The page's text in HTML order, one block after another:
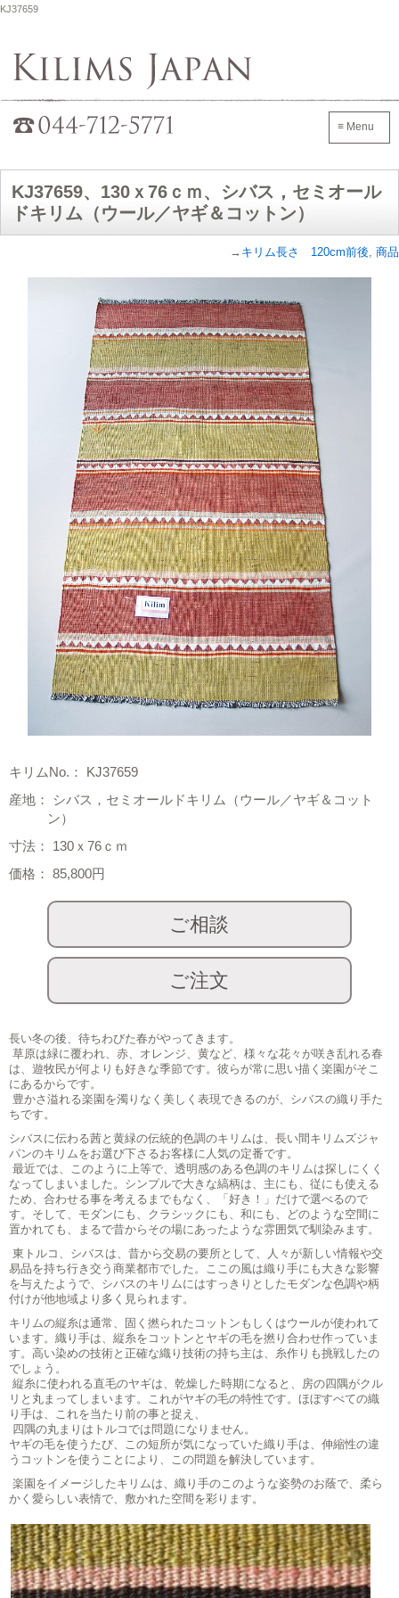
KJ37659
≡ Menu
KJ37659、130ｘ76ｃｍ、シバス，セミオール
ドキリム（ウール／ヤギ＆コットン）
→ キリム長さ 120cm前後, 商品
キリムNo.： KJ37659
産地： シバス，セミオールドキリム（ウール／ヤギ＆コット
ン）
寸法： 130ｘ76ｃｍ
価格： 85,800円
長い冬の後、待ちわびた春がやってきます。
草原は緑に覆われ、赤、オレンジ、黄など、様々な花々が咲き乱れる春
は、遊牧民が何よりも好きな季節です。彼らが常に思い描く楽園がそこ
にあるからです。
豊かさ溢れる楽園を濁りなく美しく表現できるのが、シバスの織り手た
ちです。
シバスに伝わる茜と黄緑の伝統的色調のキリムは、長い間キリムズジャ
パンのキリムをお選び下さるお客様に人気の定番です。
最近では、このように上等で、透明感のある色調のキリムは探しにくく
なってしまいました。シンプルで大きな縞柄は、主にも、従にも使える
ため、合わせる事を考えるまでもなく、「好き！」だけで選べるので
す。そして、モダンにも、クラシックにも、和にも、どのような空間に
置かれても、まるで昔からその場にあったような雰囲気で馴染みます。
東トルコ、シバスは、昔から交易の要所として、人々が新しい情報や交
易品を持ち行き交う商業都市でした。ここの風は織り手にも大きな影響
を与えたようで、シバスのキリムにはすっきりとしたモダンな色調や柄
付けが他地域より多く見られます。
キリムの縦糸は通常、固く撚られたコットンもしくはウールが使われて
います。織り手は、縦糸をコットンとヤギの毛を撚り合わせ作っていま
す。高い染めの技術と正確な織り技術の持ち主は、糸作りも挑戦したの
でしょう。
縦糸に使われる直毛のヤギは、乾燥した時期になると、房の四隅がクル
リと丸まってしまいます。これがヤギの毛の特性です。ほぼすべての織
り手は、これを当たり前の事と捉え、
四隅の丸まりはトルコでは問題になりません。
ヤギの毛を使うたび、この短所が気になっていた織り手は、伸縮性の違
うコットンを使うことにより、この問題を解決しています。
楽園をイメージしたキリムは、織り手のこのような姿勢のお蔭で、柔ら
かく愛らしい表情で、敷かれた空間を彩ります。